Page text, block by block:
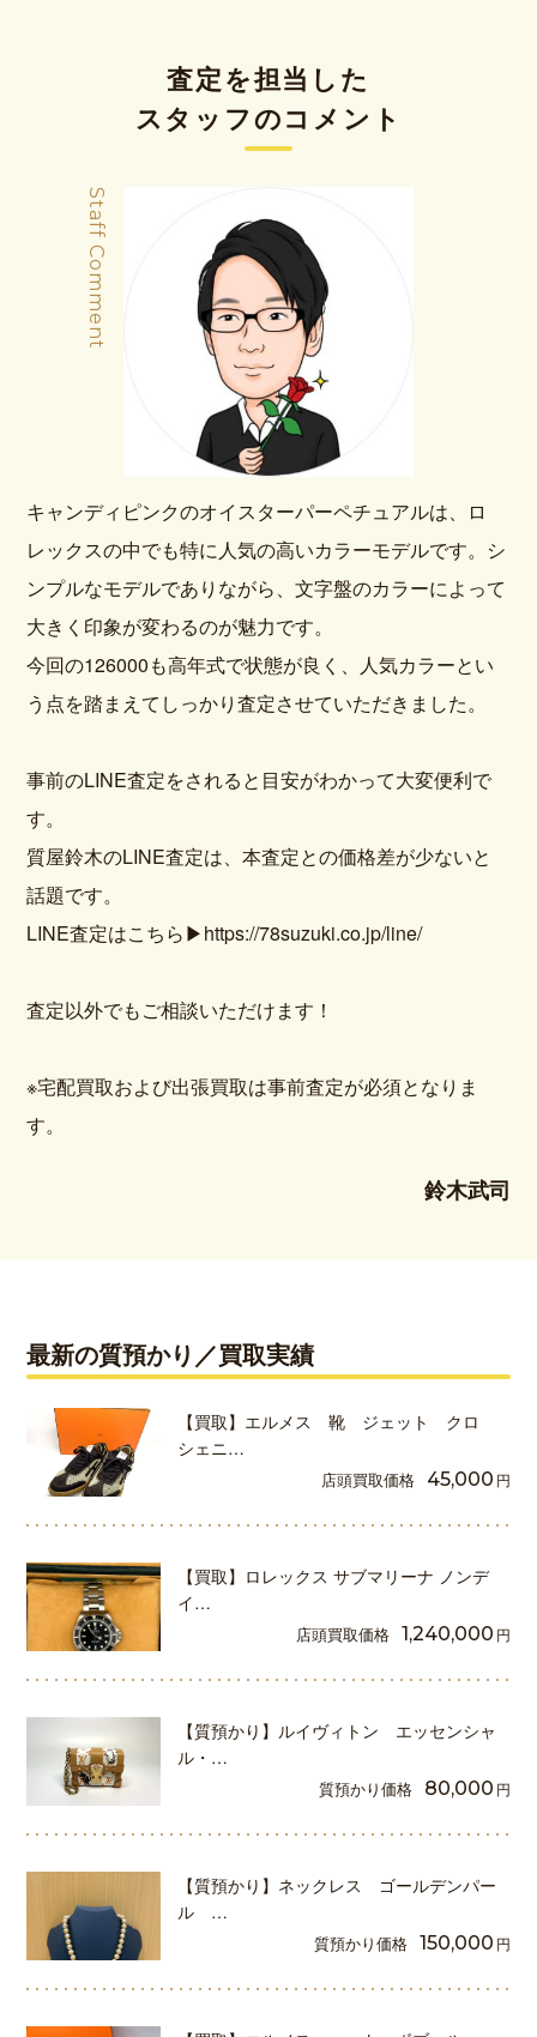
査定を担当した
スタッフのコメント
Staff Comment
キャンディピンクのオイスターパーペチュアルは、ロ
レックスの中でも特に人気の高いカラーモデルです。シ
ンプルなモデルでありながら、文字盤のカラーによって
大きく印象が変わるのが魅力です。
今回の126000も高年式で状態が良く、人気カラーとい
う点を踏まえてしっかり査定させていただきました。
事前のLINE査定をされると目安がわかって大変便利で
す。
質屋鈴木のLINE査定は、本査定との価格差が少ないと
話題です。
LINE査定はこちら▶https://78suzuki.co.jp/line/
査定以外でもご相談いただけます！
※宅配買取および出張買取は事前査定が必須となりま
す。
鈴木武司
最新の質預かり／買取実績
【買取】エルメス 靴 ジェット クロ
シェニ…
店頭買取価格 45,000 円
【買取】ロレックス サブマリーナ ノンデ
イ…
店頭買取価格 1,240,000 円
【質預かり】ルイヴィトン エッセンシャ
ル・…
質預かり価格 80,000 円
【質預かり】ネックレス ゴールデンパー
ル …
質預かり価格 150,000 円